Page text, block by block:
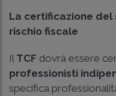
La certificazione
rischio fiscale
Il TCF dovrà essere
professionisti
specifica